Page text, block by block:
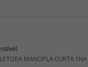
MANOPLA CURTA